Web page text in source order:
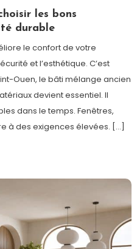
les bons
durable
le confort de votre
et l’esthétique. C’est
Ouen, le bâti mélange ancien
devient essentiel. Il
dans le temps. Fenêtres,
à des exigences élevées. […]